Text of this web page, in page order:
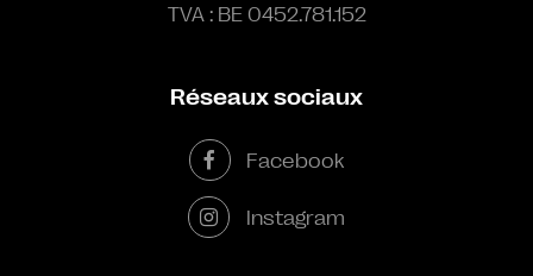
TVA : BE 0452.781.152
Réseaux sociaux
Facebook
Instagram